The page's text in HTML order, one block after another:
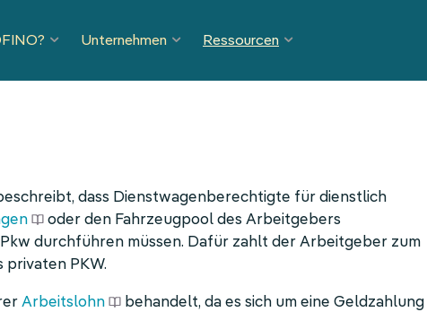
Unternehmen Ressourcen
dass Dienstwagenberechtigte für dienstlich
oder den Fahrzeugpool des Arbeitgebers
durchführen müssen. Dafür zahlt der Arbeitgeber zum
privaten PKW.
Arbeitslohn
behandelt, da es sich um eine Geldzahlung